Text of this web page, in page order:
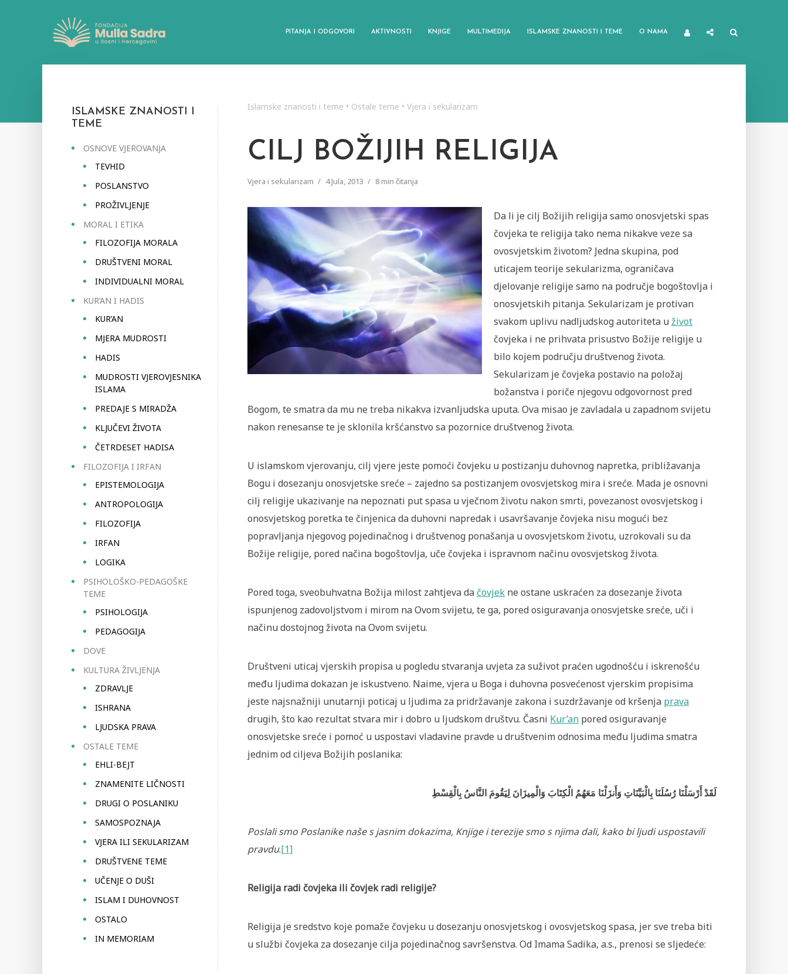
PITANJA I ODGOVORI AKTIVNOSTI KNJIGE MULTIMEDIJA ISLAMSKE ZNANOSTI I TEME O NAMA
ISLAMSKE ZNANOSTI I
TEME
OSNOVE VJEROVANJA
TEVHID
POSLANSTVO
PROŽIVLJENJE
MORAL I ETIKA
FILOZOFIJA MORALA
DRUŠTVENI MORAL
INDIVIDUALNI MORAL
KUR’AN I HADIS
KUR’AN
MJERA MUDROSTI
HADIS
MUDROSTI VJEROVJESNIKA
ISLAMA
PREDAJE S MIRADŽA
KLJUČEVI ŽIVOTA
ČETRDESET HADISA
FILOZOFIJA I IRFAN
EPISTEMOLOGIJA
ANTROPOLOGIJA
FILOZOFIJA
IRFAN
LOGIKA
PSIHOLOŠKO-PEDAGOŠKE
TEME
PSIHOLOGIJA
PEDAGOGIJA
DOVE
KULTURA ŽIVLJENJA
ZDRAVLJE
ISHRANA
LJUDSKA PRAVA
OSTALE TEME
EHLI-BEJT
ZNAMENITE LIČNOSTI
DRUGI O POSLANIKU
SAMOSPOZNAJA
VJERA ILI SEKULARIZAM
DRUŠTVENE TEME
UČENJE O DUŠI
ISLAM I DUHOVNOST
OSTALO
IN MEMORIAM
Islamske znanosti i teme • Ostale teme • Vjera i sekularizam
CILJ BOŽIJIH RELIGIJA
Vjera i sekularizam 4 Jula, 2013 8 min čitanja
Da li je cilj Božijih religija samo onosvjetski spas
čovjeka te religija tako nema nikakve veze sa
ovosvjetskim životom? Jedna skupina, pod
uticajem teorije sekularizma, ograničava
djelovanje religije samo na područje bogoštovlja i
onosvjetskih pitanja. Sekularizam je protivan
svakom uplivu nadljudskog autoriteta uživot
čovjeka i ne prihvata prisustvo Božije religije u
bilo kojem području društvenog života.
Sekularizam je čovjeka postavio na položaj
božanstva i poriče njegovu odgovornost pred
Bogom, te smatra da mu ne treba nikakva izvanljudska uputa. Ova misao je zavladala u zapadnom svijetu
nakon renesanse te je sklonila kršćanstvo sa pozornice društvenog života.
U islamskom vjerovanju, cilj vjere jeste pomoći čovjeku u postizanju duhovnog napretka, približavanja
Bogu i dosezanju onosvjetske sreće – zajedno sa postizanjem ovosvjetskog mira i sreće. Mada je osnovni
cilj religije ukazivanje na nepoznati put spasa u vječnom životu nakon smrti, povezanost ovosvjetskog i
onosvjetskog poretka te činjenica da duhovni napredak i usavršavanje čovjeka nisu mogući bez
popravljanja njegovog pojedinačnog i društvenog ponašanja u ovosvjetskom životu, uzrokovali su da
Božije religije, pored načina bogoštovlja, uče čovjeka i ispravnom načinu ovosvjetskog života.
Pored toga, sveobuhvatna Božija milost zahtjeva da čovjek ne ostane uskraćen za dosezanje života
ispunjenog zadovoljstvom i mirom na Ovom svijetu, te ga, pored osiguravanja onosvjetske sreće, uči i
načinu dostojnog života na Ovom svijetu.
Društveni uticaj vjerskih propisa u pogledu stvaranja uvjeta za suživot praćen ugodnošću i iskrenošću
među ljudima dokazan je iskustveno. Naime, vjera u Boga i duhovna posvećenost vjerskim propisima
jeste najsnažniji unutarnji poticaj u ljudima za pridržavanje zakona i suzdržavanje od kršenja prava
drugih, što kao rezultat stvara mir i dobro u ljudskom društvu. Časni Kur’an pored osiguravanje
onosvjetske sreće i pomoć u uspostavi vladavine pravde u društvenim odnosima među ljudima smatra
jednim od ciljeva Božijih poslanika:
لَقَدْ أَرْسَلْنَا رُسُلَنَا بِالْبَيِّنَاتِ وَأَنزَلْنَا مَعَهُمُ الْكِتَابَ وَالْمِيزَانَ لِيَقُومَ النَّاسُ بِالْقِسْطِ
Poslali smo Poslanike naše s jasnim dokazima, Knjige i terezije smo s njima dali, kako bi ljudi uspostavili
pravdu.[1]
Religija radi čovjeka ili čovjek radi religije?
Religija je sredstvo koje pomaže čovjeku u dosezanju onosvjetskog i ovosvjetskog spasa, jer sve treba biti
u službi čovjeka za dosezanje cilja pojedinačnog savršenstva. Od Imama Sadika, a.s., prenosi se sljedeće: